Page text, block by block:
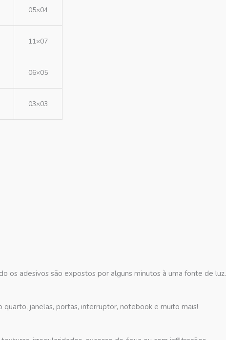
05×04
11×07
06×05
03×03
os adesivos são expostos por alguns minutos à uma fonte de luz.
janelas, portas, interruptor, notebook e muito mais!